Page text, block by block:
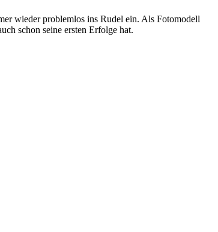
wieder problemlos ins Rudel ein. Als Fotomodell
schon seine ersten Erfolge hat.